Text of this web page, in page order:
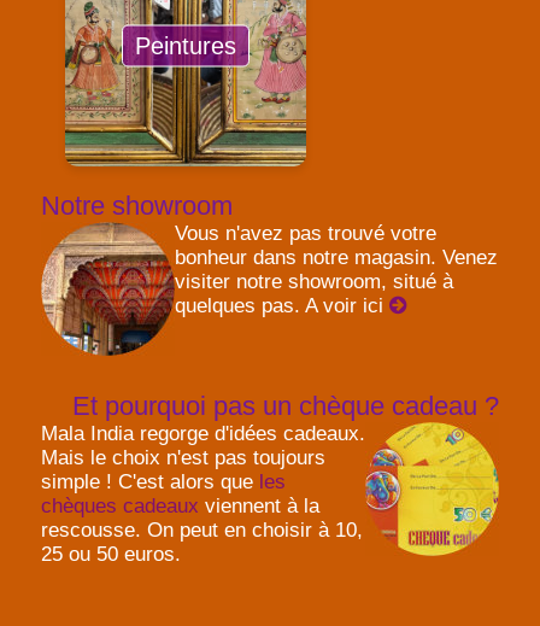
Peintures
Notre showroom
Vous n'avez pas trouvé votre
bonheur dans notre magasin. Venez
visiter notre showroom, situé à
quelques pas. A voir ici
Et pourquoi pas un chèque cadeau ?
Mala India regorge d'idées cadeaux.
Mais le choix n'est pas toujours
simple ! C'est alors que les
chèques cadeaux viennent à la
rescousse. On peut en choisir à 10,
25 ou 50 euros.